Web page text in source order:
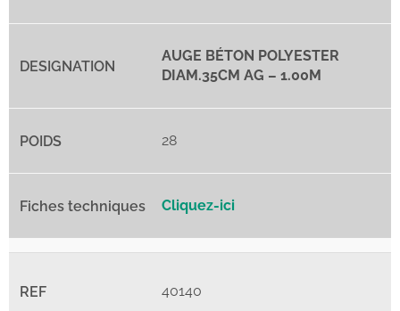
AUGE BÉTON POLYESTER
DIAM.35CM AG – 1.00M
28
Cliquez-ici
40140